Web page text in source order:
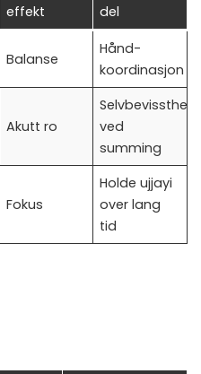
effekt
del
Balanse
Hånd-
koordinasjon
Akutt ro
Selvbevissthet
ved
summing
Fokus
Holde ujjayi
over lang
tid